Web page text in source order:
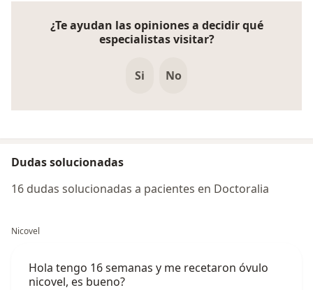
¿Te ayudan las opiniones a decidir qué
especialistas visitar?
Si No
Dudas solucionadas
16 dudas solucionadas a pacientes en Doctoralia
Nicovel
Hola tengo 16 semanas y me recetaron óvulo
nicovel, es bueno?